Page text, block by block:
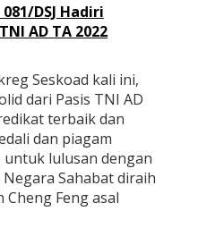
DSJ Hadiri
AD TA 2022
Seskoad kali ini,
dari Pasis TNI AD
terbaik dan
dan piagam
untuk lulusan dengan
Sahabat diraih
Feng asal